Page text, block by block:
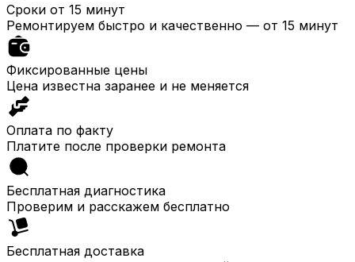
Сроки от 15 минут
Ремонтируем быстро и качественно — от 15 минут
Фиксированные цены
Цена известна заранее и не меняется
Оплата по факту
Платите после проверки ремонта
Бесплатная диагностика
Проверим и расскажем бесплатно
Бесплатная доставка